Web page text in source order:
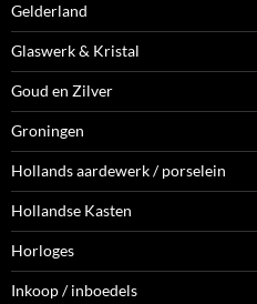
Gelderland
Glaswerk & Kristal
Goud en Zilver
Groningen
Hollands aardewerk / porselein
Hollandse Kasten
Horloges
Inkoop / inboedels